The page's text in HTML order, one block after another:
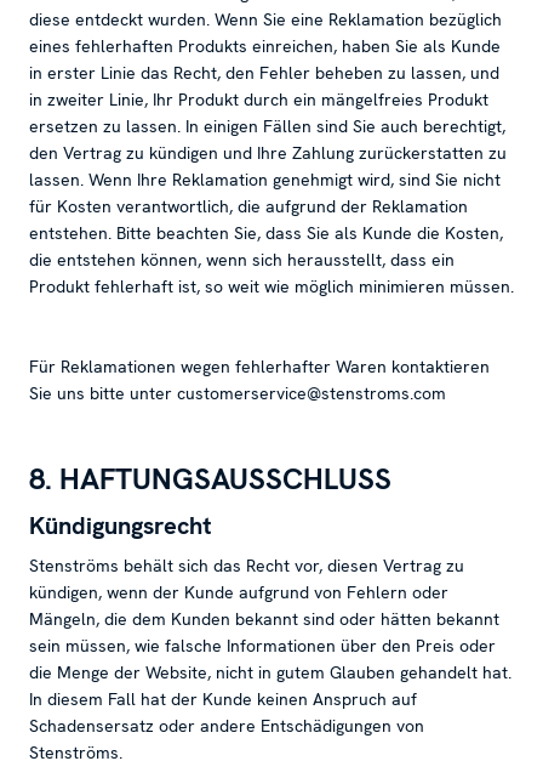
diese entdeckt wurden. Wenn Sie eine Reklamation bezüglich
eines fehlerhaften Produkts einreichen, haben Sie als Kunde
in erster Linie das Recht, den Fehler beheben zu lassen, und
in zweiter Linie, Ihr Produkt durch ein mängelfreies Produkt
ersetzen zu lassen. In einigen Fällen sind Sie auch berechtigt,
den Vertrag zu kündigen und Ihre Zahlung zurückerstatten zu
lassen. Wenn Ihre Reklamation genehmigt wird, sind Sie nicht
für Kosten verantwortlich, die aufgrund der Reklamation
entstehen. Bitte beachten Sie, dass Sie als Kunde die Kosten,
die entstehen können, wenn sich herausstellt, dass ein
Produkt fehlerhaft ist, so weit wie möglich minimieren müssen.
Für Reklamationen wegen fehlerhafter Waren kontaktieren
Sie uns bitte unter customerservice@stenstroms.com
8. HAFTUNGSAUSSCHLUSS
Kündigungsrecht
Stenströms behält sich das Recht vor, diesen Vertrag zu
kündigen, wenn der Kunde aufgrund von Fehlern oder
Mängeln, die dem Kunden bekannt sind oder hätten bekannt
sein müssen, wie falsche Informationen über den Preis oder
die Menge der Website, nicht in gutem Glauben gehandelt hat.
In diesem Fall hat der Kunde keinen Anspruch auf
Schadensersatz oder andere Entschädigungen von
Stenströms.